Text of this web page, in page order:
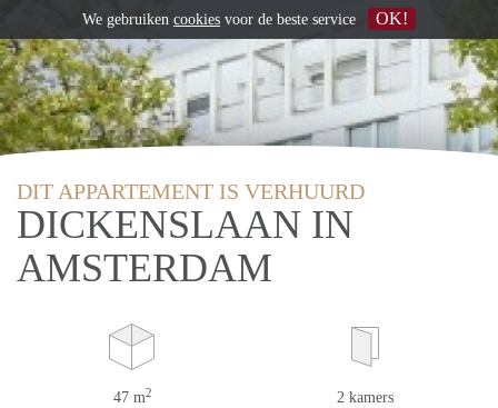
DIT APPARTEMENT IS VERHUURD
DICKENSLAAN IN
AMSTERDAM
47 m2 2 kamers
We gebruiken cookies voor de beste service OK!